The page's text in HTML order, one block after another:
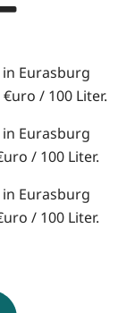
Eurasburg
/ 100 Liter.
Eurasburg
/ 100 Liter.
Eurasburg
/ 100 Liter.